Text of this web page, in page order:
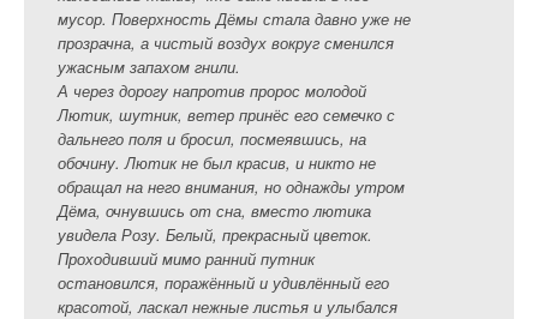
мусор. Поверхность Дёмы стала давно уже не
прозрачна, а чистый воздух вокруг сменился
ужасным запахом гнили.
А через дорогу напротив пророс молодой
Лютик, шутник, ветер принёс его семечко с
дальнего поля и бросил, посмеявшись, на
обочину. Лютик не был красив, и никто не
обращал на него внимания, но однажды утром
Дёма, очнувшись от сна, вместо лютика
увидела Розу. Белый, прекрасный цветок.
Проходивший мимо ранний путник
остановился, поражённый и удивлённый его
красотой, ласкал нежные листья и улыбался